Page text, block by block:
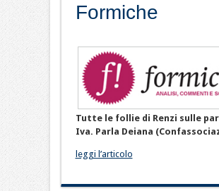
Formiche
Tutte le follie di Renzi sulle
Iva. Parla Deiana
leggi l’articolo